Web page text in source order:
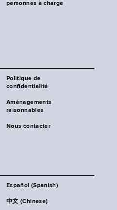
personnes à charge
Politique de
confidentialité
Aménagements
raisonnables
Nous contacter
Español (Spanish)
中文 (Chinese)